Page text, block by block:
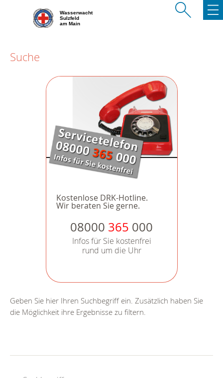
Wasserwacht
Sulzfeld
am Main
Suche
Kostenlose DRK-Hotline.
Wir beraten Sie gerne.
08000 365 000
Infos für Sie kostenfrei
rund um die Uhr
Geben Sie hier Ihren Suchbegriff ein. Zusätzlich haben Sie
die Möglichkeit ihre Ergebnisse zu filtern.